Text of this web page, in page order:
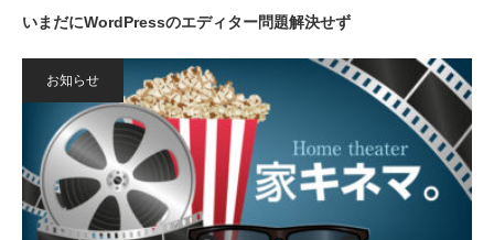
いまだにWordPressのエディター問題解決せず
お知らせ